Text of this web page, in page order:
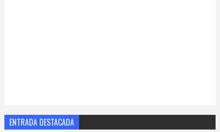
ENTRADA DESTACADA